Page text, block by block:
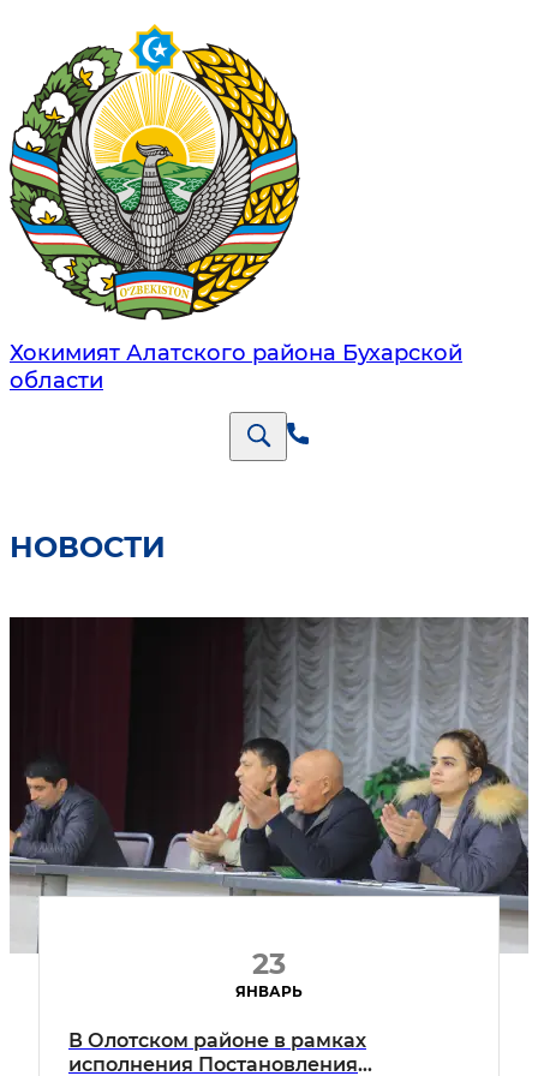
Хокимият Алатского района Бухарской
области
НОВОСТИ
23
ЯНВАРЬ
В Олoтском районе в рамках
исполнения Постановления